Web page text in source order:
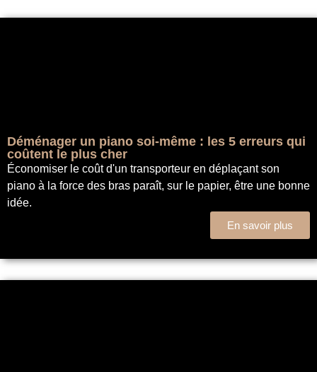
Déménager un piano soi-même : les 5 erreurs qui
coûtent le plus cher
Économiser le coût d'un transporteur en déplaçant son
piano à la force des bras paraît, sur le papier, être une bonne
idée.
En savoir plus